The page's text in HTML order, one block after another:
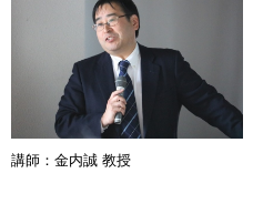
講師：金内誠 教授